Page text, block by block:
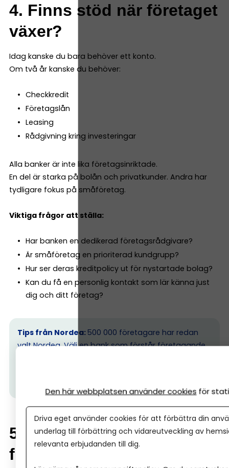
4. Finns stöd när företaget
växer?
Idag kanske du bara behöver ett konto.
Om två år kanske du behöver:
Checkkredit
Företagslån
Leasing
Rådgivning kring investeringar
Alla banker är inte lika företagsinriktade.
En del är starka på bolån och privatkunder. Andra har
tydligare fokus på småföretag.
Viktiga frågor att ställa:
Har banken en dedikerad företagsrådgivare?
Är småföretag en prioriterad kundgrupp?
Hur ser deras kreditpolicy ut för nystartade bolag?
Kan du få en personlig kontakt som lär känna just
dig och ditt företag?
Tips från Nordea: 500 000 företagare har redan
valt Nordea. Välj en bank som förstår företagande
5. Skillnad mellan enskild
firma och aktiebolag
Den här webbplatsen använder cookies för
Driva eget använder cookies för att förbättra din
underlag till förbättring och vidareutveckling av
relevanta erbjudanden till dig.